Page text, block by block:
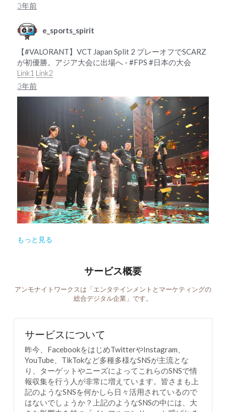
3年前
e_sports_spirit
【#VALORANT】VCT Japan Split 2 プレーオフでSCARZ
が初優勝。アジア大会に出場へ - #FPS #日本の大会
Link1 Link2
3年前
もっと見る
サービス概要
アンモナイトワークスは「エンタテインメントとマーケティングの
総合デジタル企業」です。
サービスについて
昨今、FacebookをはじめTwitterやInstagram、
YouTube、TikTokなど多種多様なSNSが主流とな
り、ターゲットやニーズによってこれらのSNSで情
報収集を行う人が非常に増えています。皆さまも上
記のようなSNSを何かしら日々活用されているので
はないでしょうか？上記のようなSNSの中には、大